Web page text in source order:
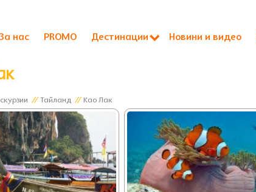
За нас PROMO Дестинации Новини и видео
//Тайланд // Као Лак